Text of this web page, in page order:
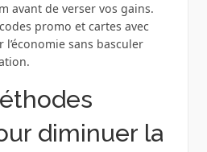
avant de verser vos gains.
promo et cartes avec
sans basculer
diminuer la